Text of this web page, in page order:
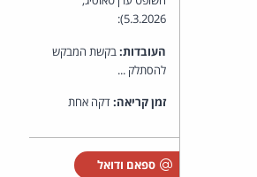
5.3.2026):
העובדות:בקשת המבקש
להסתלק ...
זמן קריאה:דקה אחת
ספאם ודואל